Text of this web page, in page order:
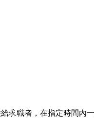
求職者，在指定時間內一